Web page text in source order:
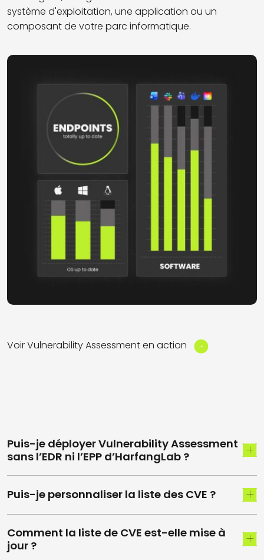
système d'exploitation, une application ou un
composant de votre parc informatique.
Voir Vulnerability Assessment en action
Puis-je déployer Vulnerability Assessment
sans l’EDR ni l’EPP d’HarfangLab ?
Puis-je personnaliser la liste des CVE ?
Comment la liste de CVE est-elle mise à
jour ?